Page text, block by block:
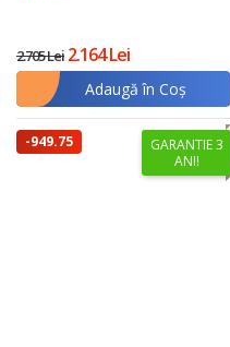
2.705 Lei 2.164 Lei
Adaugă în Coş
GARANTIE 3
ANI!
-949.75